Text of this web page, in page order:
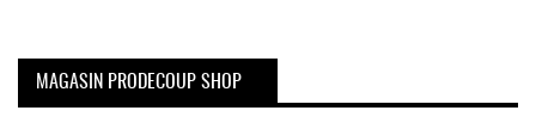
MAGASIN PRODECOUP SHOP